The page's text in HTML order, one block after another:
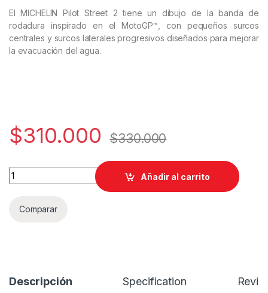
El MICHELIN Pilot Street 2 tiene un dibujo de la banda de
rodadura inspirado en el MotoGP™, con pequeños surcos
centrales y surcos laterales progresivos diseñados para mejorar
la evacuación del agua.
$310.000 $330.000
LLANTA MICHELIN 100/80-17 PILOT STREET 2 RADIAL TL/TT
Añadir al carrito
Comparar
Descripción Specification